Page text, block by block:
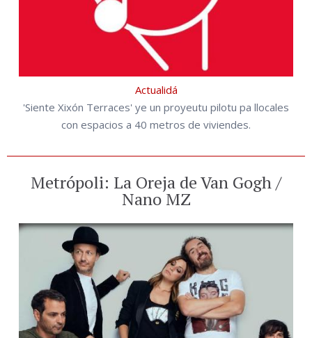
Actualidá
'Siente Xixón Terraces' ye un proyeutu pilotu pa llocales
con espacios a 40 metros de viviendes.
Metrópoli: La Oreja de Van Gogh /
Nano MZ